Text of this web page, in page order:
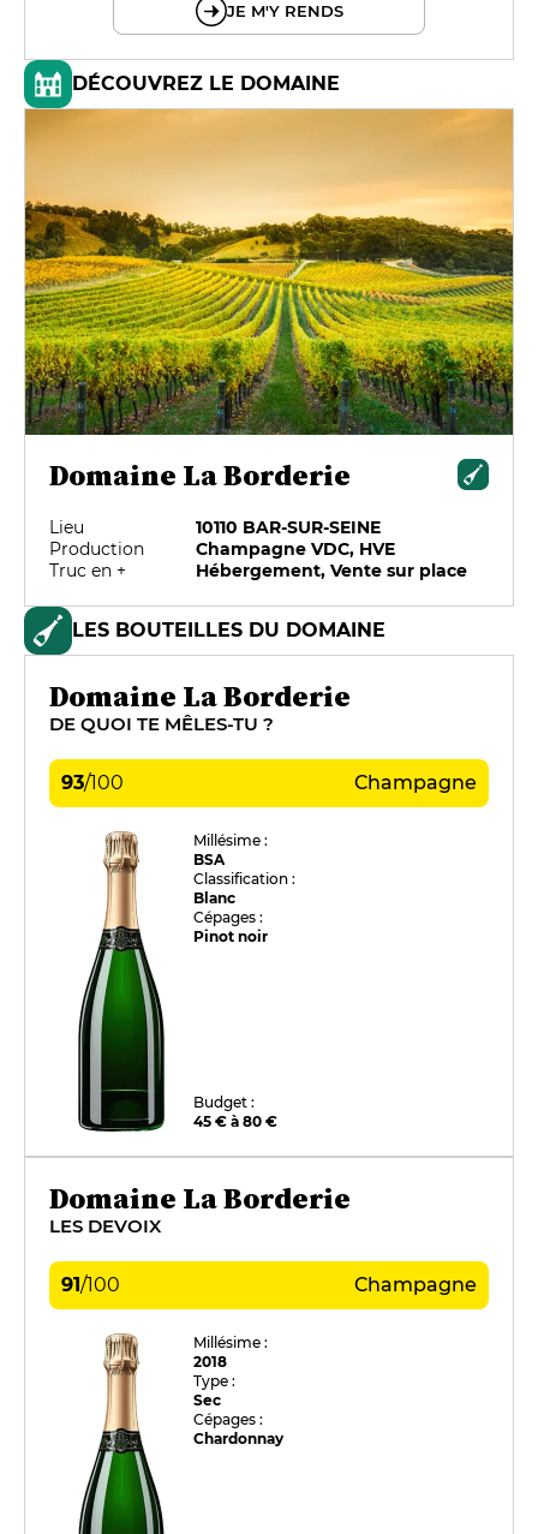
JE M'Y RENDS
DÉCOUVREZ LE DOMAINE
Domaine La Borderie
Lieu
10110 BAR-SUR-SEINE
Production
Champagne VDC, HVE
Truc en +
Hébergement, Vente sur place
LES BOUTEILLES DU DOMAINE
Domaine La Borderie
DE QUOI TE MÊLES-TU ?
93/100 Champagne
Millésime :
BSA
Classification :
Blanc
Cépages :
Pinot noir
Budget :
45 € à 80 €
Domaine La Borderie
LES DEVOIX
91/100 Champagne
Millésime :
2018
Type :
Sec
Cépages :
Chardonnay